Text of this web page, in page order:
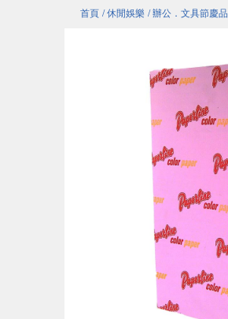
首頁 / 休閒娛樂 / 辦公．文具節慶品